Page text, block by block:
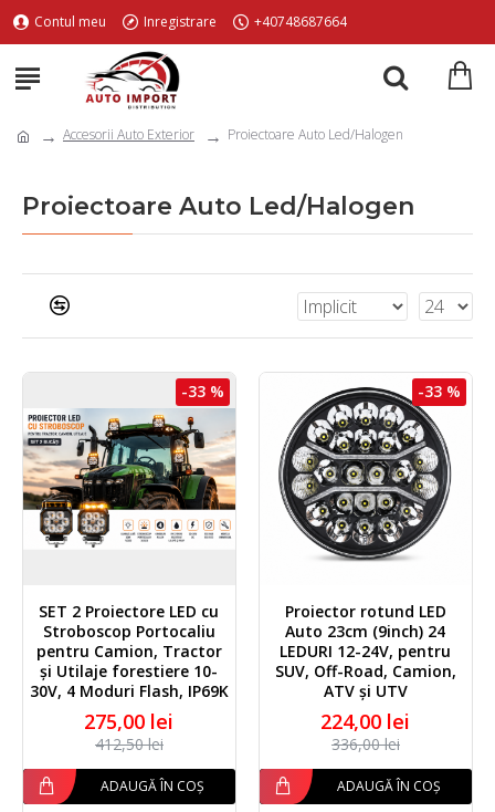
Contul meu Inregistrare +40748687664
Accesorii Auto Exterior Proiectoare Auto Led/Halogen
Proiectoare Auto Led/Halogen
-33 %
SET 2 Proiectore LED cu
Stroboscop Portocaliu
pentru Camion, Tractor
și Utilaje forestiere 10-
30V, 4 Moduri Flash, IP69K
275,00 lei
412,50 lei
ADAUGĂ ÎN COȘ
-33 %
Proiector rotund LED
Auto 23cm (9inch) 24
LEDURI 12-24V, pentru
SUV, Off-Road, Camion,
ATV și UTV
224,00 lei
336,00 lei
ADAUGĂ ÎN COȘ